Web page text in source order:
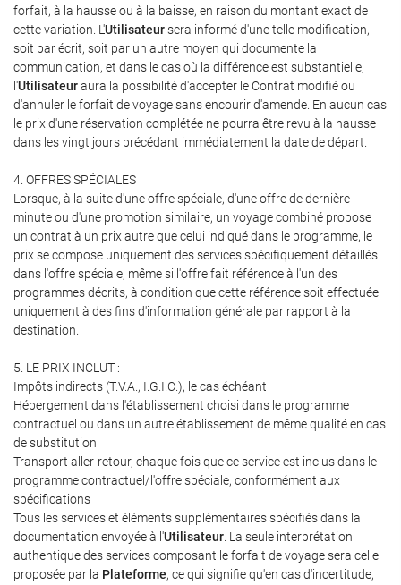
forfait, à la hausse ou à la baisse, en raison du montant exact de
cette variation. L'Utilisateursera informé d'une telle modification,
soit par écrit, soit par un autre moyen qui documente la
communication, et dans le cas où la différence est substantielle,
l'Utilisateuraura la possibilité d'accepter le Contrat modifié ou
d'annuler le forfait de voyage sans encourir d'amende. En aucun cas
le prix d'une réservation complétée ne pourra être revu à la hausse
dans les vingt jours précédant immédiatement la date de départ.
4. OFFRES SPÉCIALES
Lorsque, à la suite d'une offre spéciale, d'une offre de dernière
minute ou d'une promotion similaire, un voyage combiné propose
un contrat à un prix autre que celui indiqué dans le programme, le
prix se compose uniquement des services spécifiquement détaillés
dans l'offre spéciale, même si l'offre fait référence à l'un des
programmes décrits, à condition que cette référence soit effectuée
uniquement à des fins d'information générale par rapport à la
destination.
5. LE PRIX INCLUT :
Impôts indirects (T.V.A., I.G.I.C.), le cas échéant
Hébergement dans l'établissement choisi dans le programme
contractuel ou dans un autre établissement de même qualité en cas
de substitution
Transport aller-retour, chaque fois que ce service est inclus dans le
programme contractuel/l'offre spéciale, conformément aux
spécifications
Tous les services et éléments supplémentaires spécifiés dans la
documentation envoyée à l'Utilisateur . La seule interprétation
authentique des services composant le forfait de voyage sera celle
proposée par la Plateforme, ce qui signifie qu'en cas d'incertitude,